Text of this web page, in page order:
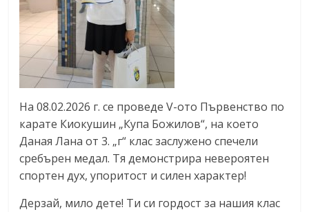
На 08.02.2026 г. се проведе V-ото Първенство по
карате Киокушин „Купа Божилов“, на което
Даная Лана от 3. „г“ клас заслужено спечели
сребърен медал. Тя демонстрира невероятен
спортен дух, упоритост и силен характер!
Дерзай, мило дете! Ти си гордост за нашия клас